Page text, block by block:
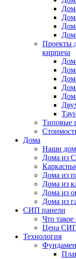
Проекты
кирпича
Типовые
Дома
Наши
Дома из
Дома из
Дома из
Дома из
Дома из
СИП панели
Что
Цена
Технология